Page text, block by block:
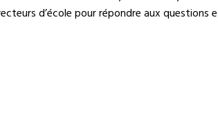
d’école pour répondre aux questions